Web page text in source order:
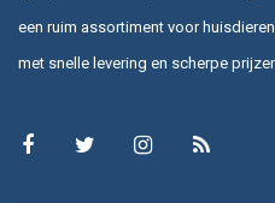
een ruim assortiment voor
met snelle levering en scherpe